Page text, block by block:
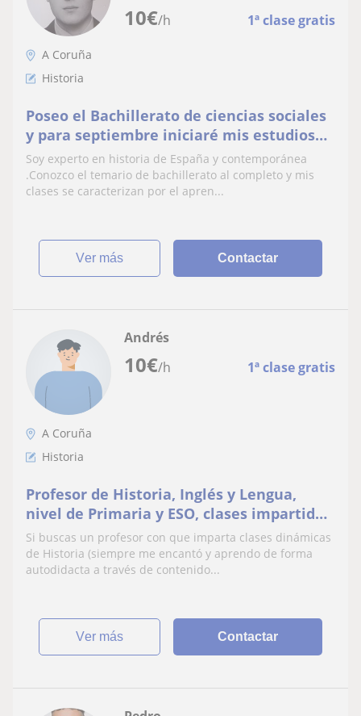
10€/h 1ª clase gratis
A Coruña
Historia
Poseo el Bachillerato de ciencias sociales
y para septiembre iniciaré mis estudios
de doble grado en derecho y ciencias
políticas y de la administración pública
.Poseo el B2 de inglés y conocimientos
Soy experto en historia de España y contemporánea
.Conozco el temario de bachillerato al completo y mis
clases se caracterizan por el apren...
ver más Contactar
10€/h 1ª clase gratis
Andrés
A Coruña
Historia
Profesor de Historia, Inglés y Lengua,
nivel de Primaria y ESO, clases impartidas
por parte de un estudiante en tercero de
carrera
Si buscas un profesor con que imparta clases dinámicas
de Historia (siempre me encantó y aprendo de forma
autodidacta a través de contenido...
ver más Contactar